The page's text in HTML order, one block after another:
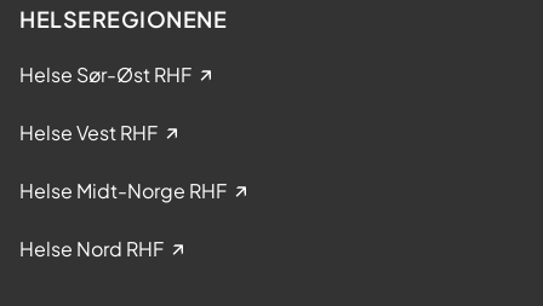
HELSEREGIONENE
Helse Sør-Øst RHF
Helse Vest RHF
Helse Midt-Norge RHF
Helse Nord RHF